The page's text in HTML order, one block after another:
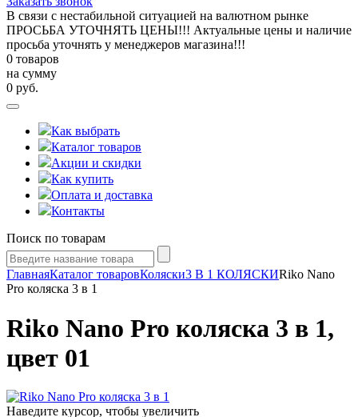
В связи с нестабильной ситуацией на валютном рынке
ПРОСЬБА УТОЧНЯТЬ ЦЕНЫ!!! Актуальные цены и наличие
просьба уточнять у менеджеров магазина!!!
0 товаров
на сумму
0 руб.
Как выбрать
Каталог товаров
Акции и скидки
Как купить
Оплата и доставка
Контакты
Поиск по товарам
ГлавнаяКаталог товаровКоляски3 В 1 КОЛЯСКИRiko Nano
Pro коляска 3 в 1
Riko Nano Pro коляска 3 в 1,
цвет 01
Наведите курсор, чтобы увеличить